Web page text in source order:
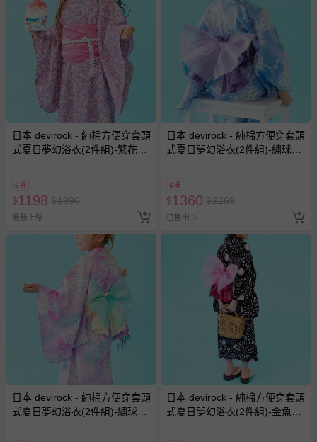
日本 devirock - 純棉方便穿套頭
式夏日夢幻浴衣(2件組)-繁花錦
6折
$1198 $1996
最新上架
日本 devirock - 純棉方便穿套頭
式夏日夢幻浴衣(2件組)-繡球花-
6折
$1360 $2269
已售出 3
日本 devirock - 純棉方便穿套頭
式夏日夢幻浴衣(2件組)-繡球花-
日本 devirock - 純棉方便穿套頭
式夏日夢幻浴衣(2件組)-金魚花